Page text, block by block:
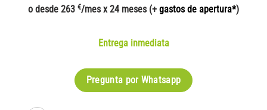
o desde 263 €/mes x 24 meses (+ gastos de apertura*)
Entrega inmediata
Pregunta por Whatsapp